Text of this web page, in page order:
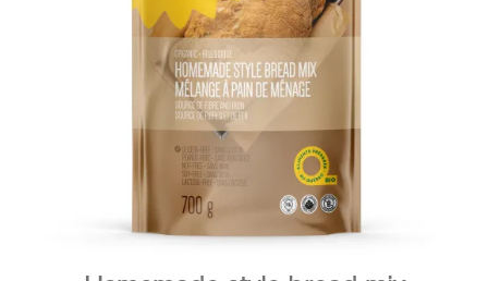
ADD TO CART DETAILS